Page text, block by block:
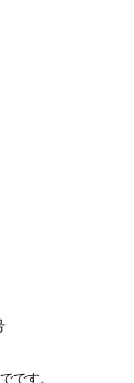
です。